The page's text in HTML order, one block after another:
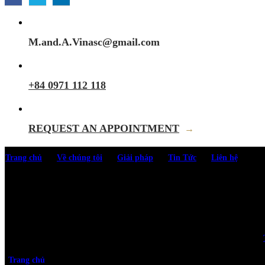
M.and.A.Vinasc@gmail.com
+84 0971 112 118
REQUEST AN APPOINTMENT →
Trang chủ Về chúng tôi Giải pháp Tin Tức Liên hệ
Trang chủ